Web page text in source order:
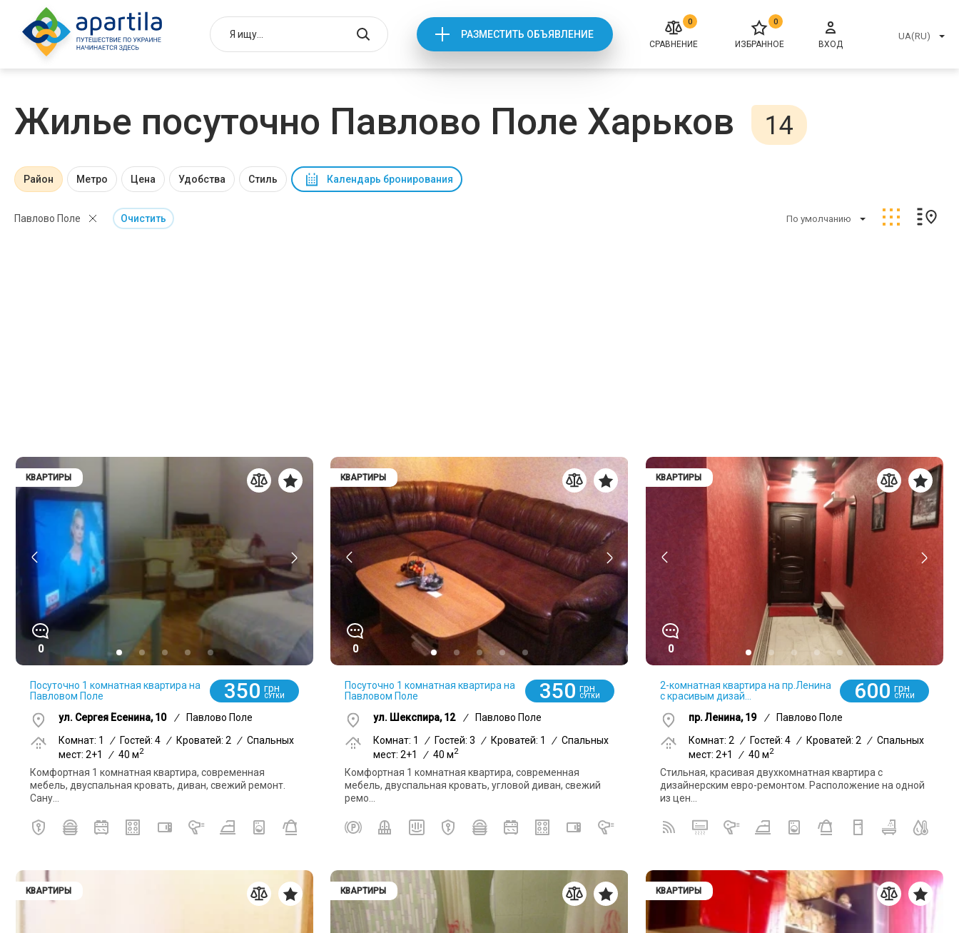
РАЗМЕСТИТЬ ОБЪЯВЛЕНИЕ
0
СРАВНЕНИЕ
0
ИЗБРАННОЕ ВХОД
UA(RU)
Жилье посуточно Павлово Поле Харьков 14
Район Метро Цена Удобства Стиль Календарь бронирования
Павлово Поле Очистить По умолчанию
КВАРТИРЫ
0
Посуточно 1 комнатная квартира на
Павловом Поле
350 грн
СУТКИ
ул. Сергея Есенина, 10 /
Павлово Поле
Комнат: 1
/ Гостей: 4 / Кроватей: 2 / Спальных
мест: 2+1
/ 40 м2
Комфортная 1 комнатная квартира, современная
мебель, двуспальная кровать, диван, свежий ремонт.
Сану...
КВАРТИРЫ
0
Посуточно 1 комнатная квартира на
Павловом Поле
350 грн
СУТКИ
ул. Шекспира, 12 /
Павлово Поле
Комнат: 1
/ Гостей: 3 / Кроватей: 1 / Спальных
мест: 2+1
/ 40 м2
Комфортная 1 комнатная квартира, современная
мебель, двуспальная кровать, угловой диван, свежий
ремо...
КВАРТИРЫ
0
2-комнатная квартира на пр.Ленина
с красивым дизай...
600 грн
СУТКИ
пр. Ленина, 19 /
Павлово Поле
Комнат: 2
/ Гостей: 4 / Кроватей: 2 / Спальных
мест: 2+1
/ 40 м2
Стильная, красивая двухкомнатная квартира с
дизайнерским евро-ремонтом. Расположение на одной
из цен...
КВАРТИРЫ КВАРТИРЫ КВАРТИРЫ